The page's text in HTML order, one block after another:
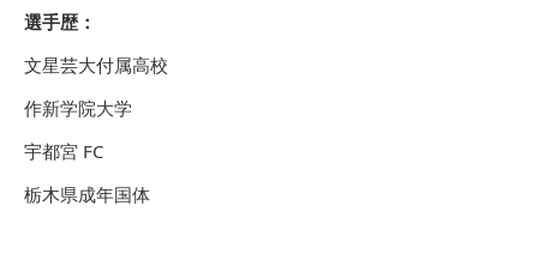
選手歴：
文星芸大付属高校
作新学院大学
宇都宮 FC
栃木県成年国体